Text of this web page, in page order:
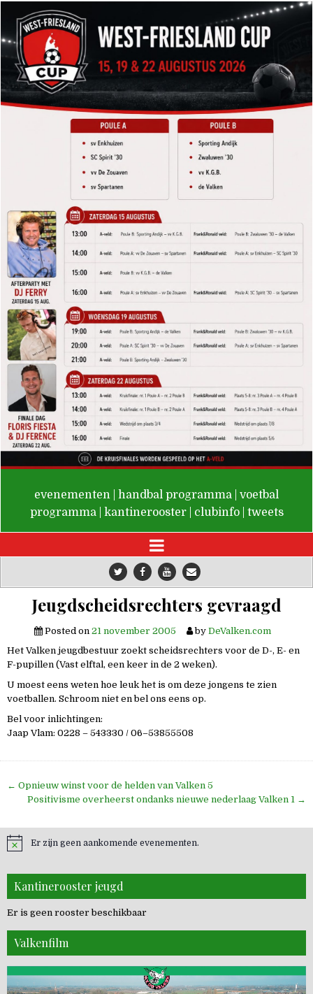
De Valken
evenementen handbal programma
voetbal
programma
kantinerooster clubinfo tweets
Jeugdscheidsrechters gevraagd
Posted on 21 november 2005 by DeValken.com
Het Valken jeugdbestuur zoekt scheidsrechters voor de D-, E- en
F-pupillen (Vast elftal, een keer in de 2 weken).
U moest eens weten hoe leuk het is om deze jongens te zien
voetballen. Schroom niet en bel ons eens op.
Bel voor inlichtingen:
Jaap Vlam: 0228 – 543330 / 06–53855508
Bericht
navigatie
← Opnieuw winst voor de helden van Valken 5
Positivisme overheerst ondanks nieuwe nederlaag Valken 1 →
Er zijn geen aankomende evenementen.
Kantinerooster jeugd
Er is geen rooster beschikbaar
Valkenfilm